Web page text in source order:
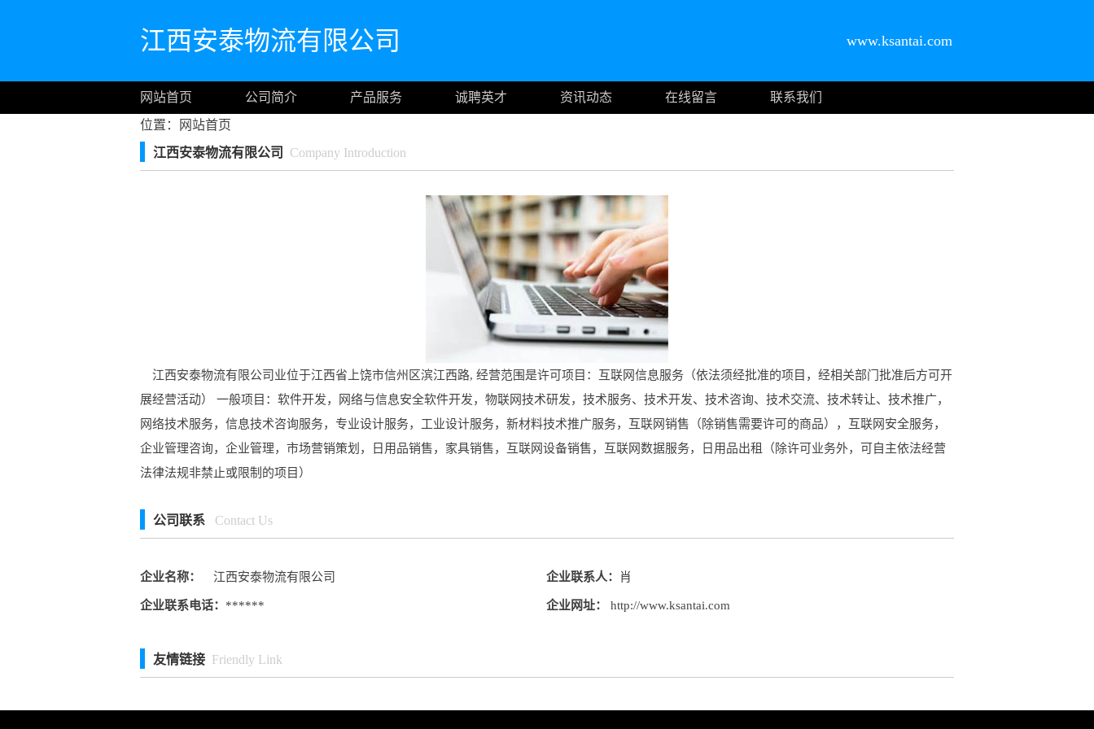
江西安泰物流有限公司 www.ksantai.com
网站首页 公司简介 产品服务 诚聘英才 资讯动态 在线留言
联系我们
位置：
网站首页
江西安泰物流有限公司
Company Introduction
江西安泰物流有限公司业位于江西省上饶市信州区滨江西路, 经营范围是许可项目：互联网信息服务（依法须经批准的项目，经相关部门批准后方可开
展经营活动） 一般项目：软件开发，网络与信息安全软件开发，物联网技术研发，技术服务、技术开发、技术咨询、技术交流、技术转让、技术推广，
网络技术服务，信息技术咨询服务，专业设计服务，工业设计服务，新材料技术推广服务，互联网销售（除销售需要许可的商品），互联网安全服务，
企业管理咨询，企业管理，市场营销策划，日用品销售，家具销售，互联网设备销售，互联网数据服务，日用品出租（除许可业务外，可自主依法经营
法律法规非禁止或限制的项目）
公司联系 Contact Us
企业名称： 江西安泰物流有限公司 企业联系人： 肖
企业联系电话： ****** 企业网址： http://www.ksantai.com
友情链接 Friendly Link